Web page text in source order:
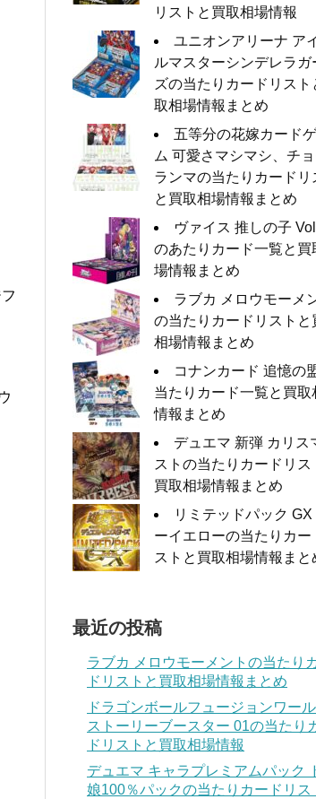
リストと買取相場情報
ユニオンアリーナ ア
ルマスターシンデレラガ
ズの当たりカードリスト
取相場情報まとめ
五等分の花嫁カード
ム 可愛さマシマシ、チ
ランマの当たりカードリ
と買取相場情報まとめ
ヴァイス 推しの子
のあたりカード一覧と買
場情報まとめ
ラブカ メロウモーメ
の当たりカードリストと
相場情報まとめ
コナンカード 追憶の
当たりカード一覧と買取
情報まとめ
デュエマ 新弾 カリス
ストの当たりカードリス
買取相場情報まとめ
リミテッドパック GX
ーイエローの当たりカー
ストと買取相場情報まと
最近の投稿
ラブカ メロウモーメントの当たり
ドリストと買取相場情報まとめ
ドラゴンボールフュージョンワー
ストーリーブースター 01の当たり
ドリストと買取相場情報
デュエマ キャラプレミアムパック
娘100％パックの当たりカードリス